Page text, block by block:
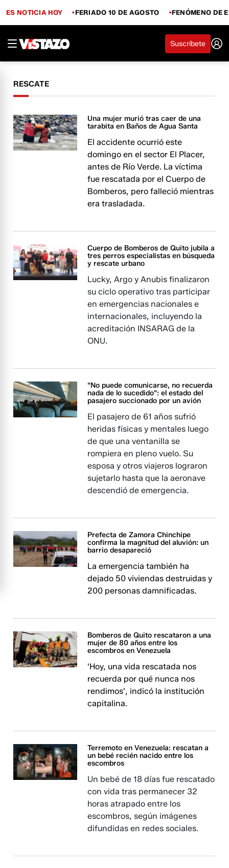
ES NOTICIA HOY FERIADO 10 DE AGOSTO FENÓMENO DE
Suscríbete
RESCATE
Una mujer murió tras caer de una
tarabita en Baños de Agua Santa
El accidente ocurrió este
domingo en el sector El Placer,
antes de Río Verde. La víctima
fue rescatada por el Cuerpo de
Bomberos, pero falleció mientras
era trasladada.
Cuerpo de Bomberos de Quito jubila a
tres perros especialistas en búsqueda
y rescate urbano
Lucky, Argo y Anubis finalizaron
su ciclo operativo tras participar
en emergencias nacionales e
internacionales, incluyendo la
acreditación INSARAG de la
ONU.
"No puede comunicarse, no recuerda
nada de lo sucedido": el estado del
pasajero succionado por un avión
El pasajero de 61 años sufrió
heridas físicas y mentales luego
de que una ventanilla se
rompiera en pleno vuelo. Su
esposa y otros viajeros lograron
sujetarlo hasta que la aeronave
descendió de emergencia.
Prefecta de Zamora Chinchipe
confirma la magnitud del aluvión: un
barrio desapareció
La emergencia también ha
dejado 50 viviendas destruidas y
200 personas damnificadas.
Bomberos de Quito rescataron a una
mujer de 80 años entre los
escombros en Venezuela
'Hoy, una vida rescatada nos
recuerda por qué nunca nos
rendimos', indicó la institución
capitalina.
Terremoto en Venezuela: rescatan a
un bebé recién nacido entre los
escombros
Un bebé de 18 días fue rescatado
con vida tras permanecer 32
horas atrapado entre los
escombros, según imágenes
difundidas en redes sociales.